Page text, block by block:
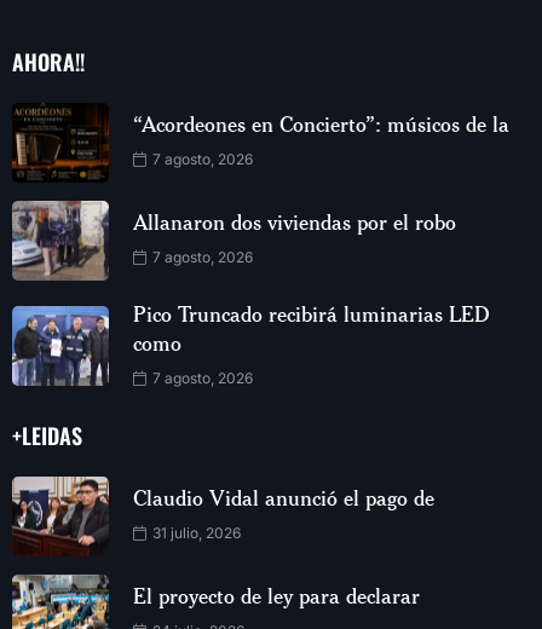
AHORA!!
“Acordeones en Concierto”: músicos de la
7 agosto, 2026
Allanaron dos viviendas por el robo
7 agosto, 2026
Pico Truncado recibirá luminarias LED
como
7 agosto, 2026
+LEIDAS
Claudio Vidal anunció el pago de
31 julio, 2026
El proyecto de ley para declarar